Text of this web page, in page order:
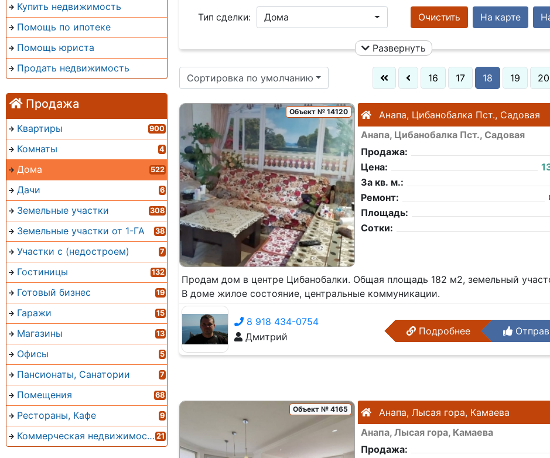
Купить недвижимость
Помощь по ипотеке
Помощь юриста
Продать недвижимость
Продажа
Квартиры 900
Комнаты 4
Дома 522
Дачи 6
Земельные участки 308
Земельные участки от 1-ГА 38
Участки с (недостроем) 7
Гостиницы 132
Готовый бизнес 19
Гаражи 15
Магазины 13
Офисы 5
Пансионаты, Санатории 7
Помещения 68
Рестораны, Кафе 9
Коммерческая недвижимость 21
Тип сделки: Дома На карте
Очистить
Развернуть
Сортировка по умолчанию 16 17 18 19 20
Объект № 14120
Анапа, Цибанобалка Пст., Садовая
Анапа, Цибанобалка Пст., Садовая
Продажа:
Цена:
За кв. м.:
Ремонт:
Площадь:
Сотки:
Продам дом в центре Цибанобалки. Общая площадь 182 м2, земельный
В доме жилое состояние, центральные коммуникации.
8 918 434-0754
Дмитрий
Подробнее
Объект № 4165
Анапа, Лысая гора, Камаева
Анапа, Лысая гора, Камаева
Продажа: